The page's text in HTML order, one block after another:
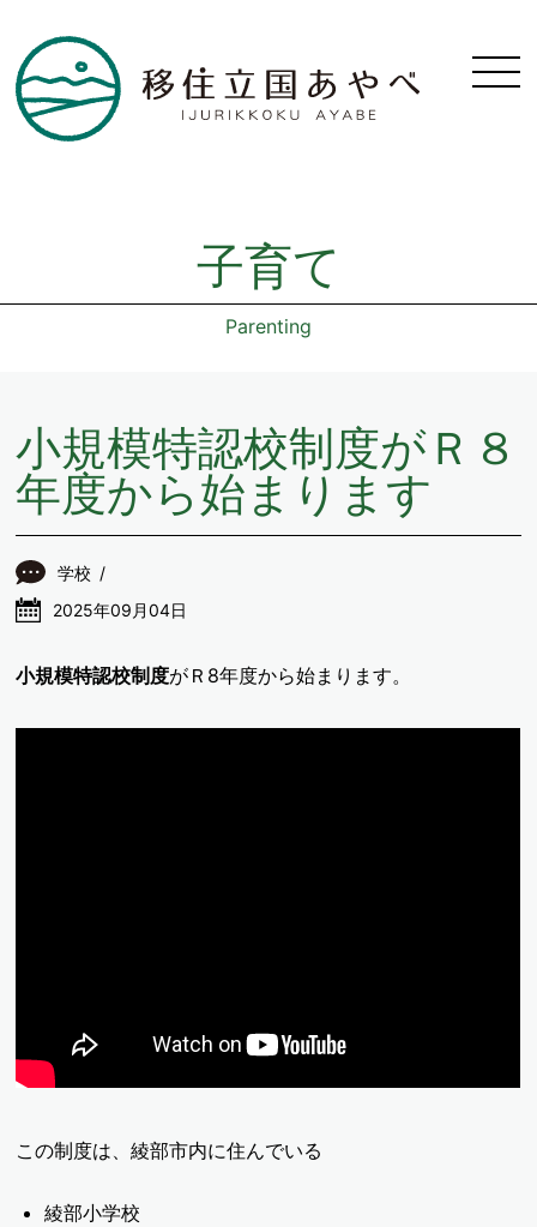
子育て
Parenting
小規模特認校制度がＲ８
年度から始まります
学校
2025年09月04日
小規模特認校制度がＲ8年度から始まります。
この制度は、綾部市内に住んでいる
綾部小学校